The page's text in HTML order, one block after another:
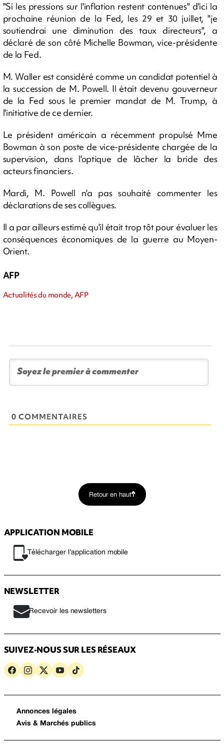
"Si les pressions sur l'inflation restent contenues" d'ici la
prochaine réunion de la Fed, les 29 et 30 juillet, "je
soutiendrai une diminution des taux directeurs", a
déclaré de son côté Michelle Bowman, vice-présidente
de la Fed.
M. Waller est considéré comme un candidat potentiel à
la succession de M. Powell. Il était devenu gouverneur
de la Fed sous le premier mandat de M. Trump, à
l'initiative de ce dernier.
Le président américain a récemment propulsé Mme
Bowman à son poste de vice-présidente chargée de la
supervision, dans l'optique de lâcher la bride des
acteurs financiers.
Mardi, M. Powell n'a pas souhaité commenter les
déclarations de ses collègues.
Il a par ailleurs estimé qu'il était trop tôt pour évaluer les
conséquences économiques de la guerre au Moyen-
Orient.
AFP
Actualités du monde, AFP
0 COMMENTAIRES
Retour en haut
APPLICATION MOBILE
Télécharger l’application mobile
NEWSLETTER
Recevoir les newsletters
SUIVEZ-NOUS SUR LES RÉSEAUX
Annonces légales
Avis & Marchés publics